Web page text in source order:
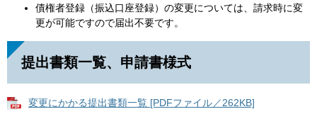
債権者登録（振込口座登録）の変更については、請求時に変
更が可能ですので届出不要です。
提出書類一覧、申請書様式
変更にかかる提出書類一覧 [PDFファイル／262KB]